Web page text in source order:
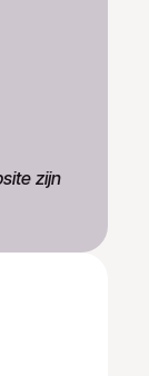
zijn